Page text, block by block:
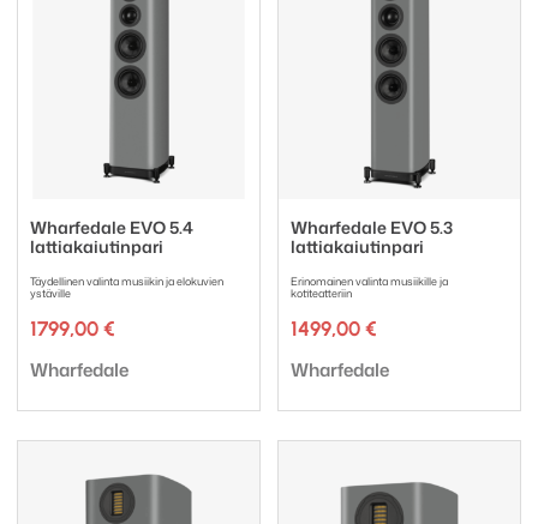
Wharfedale EVO 5.4
lattiakaiutinpari
Täydellinen valinta musiikin ja elokuvien
ystäville
1799,00 €
Tuotemerkki:
Wharfedale
Wharfedale EVO 5.3
lattiakaiutinpari
Erinomainen valinta musiikille ja
kotiteatteriin
1499,00 €
Tuotemerkki:
Wharfedale